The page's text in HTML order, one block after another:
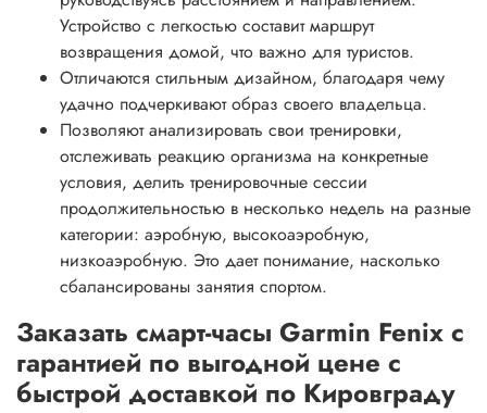
Устройство с легкостью составит маршрут
возвращения домой, что важно для туристов.
Отличаются стильным дизайном, благодаря чему
удачно подчеркивают образ своего владельца.
Позволяют анализировать свои тренировки,
отслеживать реакцию организма на конкретные
условия, делить тренировочные сессии
продолжительностью в несколько недель на разные
категории: аэробную, высокоаэробную,
низкоаэробную. Это дает понимание, насколько
сбалансированы занятия спортом.
Заказать смарт-часы Garmin Fenix с
гарантией по выгодной цене с
быстрой доставкой по Кировграду